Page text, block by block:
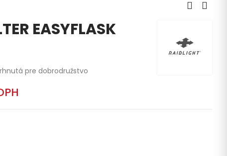
EASYFLASK
pre dobrodružstvo